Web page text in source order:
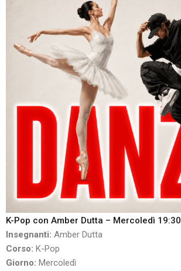
K-Pop con Amber Dutta – Mercoledì 19:30
Insegnanti: Amber Dutta
Corso: K-Pop
Giorno: Mercoledì